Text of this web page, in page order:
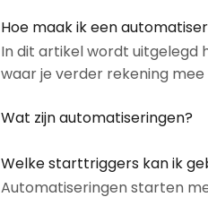
Hoe maak ik een
In dit artikel wordt uitgelegd
waar je verder rekening
Wat zijn automatiseringen?
Welke starttriggers kan ik
Automatiseringen starten